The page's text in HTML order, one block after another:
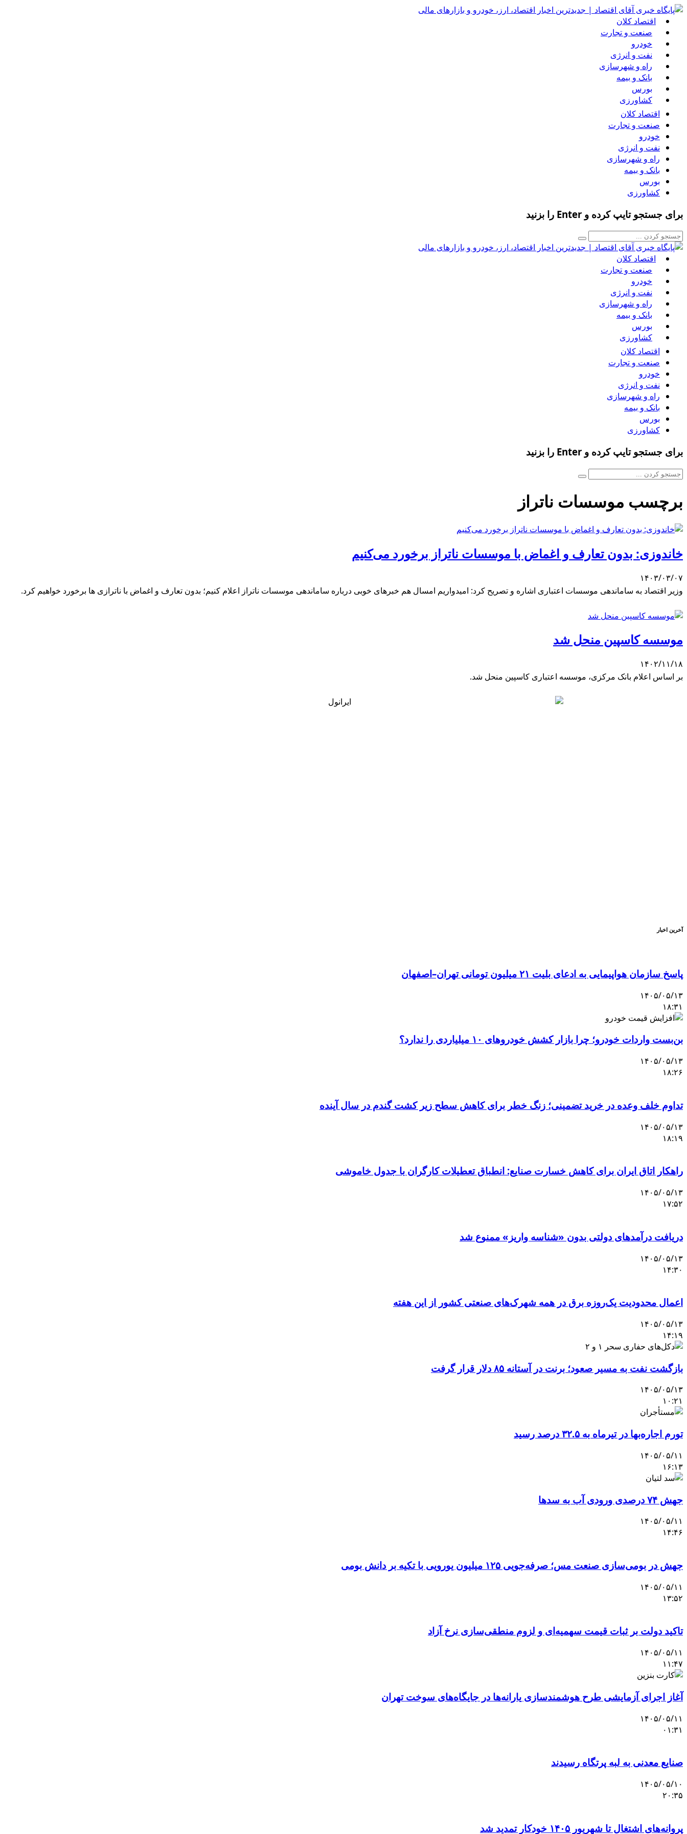
اقتصاد کلان
صنعت و تجارت
خودرو
نفت و انرژی
راه و شهرسازی
بانک و بیمه
بورس
کشاورزی
اقتصاد کلان
صنعت و تجارت
خودرو
نفت و انرژی
راه و شهرسازی
بانک و بیمه
بورس
کشاورزی
برای جستجو تایپ کرده و Enter را بزنید
اقتصاد کلان
صنعت و تجارت
خودرو
نفت و انرژی
راه و شهرسازی
بانک و بیمه
بورس
کشاورزی
اقتصاد کلان
صنعت و تجارت
خودرو
نفت و انرژی
راه و شهرسازی
بانک و بیمه
بورس
کشاورزی
برای جستجو تایپ کرده و Enter را بزنید
برچسب موسسات ناتراز
خاندوزی: بدون تعارف و اغماض با موسسات ناتراز برخورد می‌کنیم
۱۴۰۳/۰۳/۰۷
وزیر اقتصاد به ساماندهی موسسات اعتباری اشاره و تصریح کرد: امیدواریم امسال هم خبرهای خوبی درباره ساماندهی موسسات ناتراز اعلام کنیم؛ بدون تعارف و اغماض با ناترازی ها برخورد خواهیم کرد.
موسسه کاسپین منحل شد
۱۴۰۲/۱۱/۱۸
بر اساس اعلام بانک مرکزی، موسسه اعتباری کاسپین منحل شد.
آخرین اخبار
پاسخ سازمان هواپیمایی به ادعای بلیت ۲۱ میلیون تومانی تهران–اصفهان
۱۴۰۵/۰۵/۱۳
۱۸:۳۱
بن‌بست واردات خودرو؛ چرا بازار کشش خودروهای ۱۰ میلیاردی را ندارد؟
۱۴۰۵/۰۵/۱۳
۱۸:۲۶
تداوم خلف وعده در خرید تضمینی؛ زنگ خطر برای کاهش سطح زیر کشت گندم در سال آینده
۱۴۰۵/۰۵/۱۳
۱۸:۱۹
راهکار اتاق ایران برای کاهش خسارت صنایع: انطباق تعطیلات کارگران با جدول خاموشی
۱۴۰۵/۰۵/۱۳
۱۷:۵۲
دریافت درآمدهای دولتی بدون «شناسه واریز» ممنوع شد
۱۴۰۵/۰۵/۱۳
۱۴:۳۰
اعمال محدودیت یک‌روزه برق در همه شهرک‌های صنعتی کشور از این هفته
۱۴۰۵/۰۵/۱۳
۱۴:۱۹
بازگشت نفت به مسیر صعود؛ برنت در آستانه ۸۵ دلار قرار گرفت
۱۴۰۵/۰۵/۱۳
۱۰:۲۱
تورم اجاره‌بها در تیرماه به ۳۲.۵ درصد رسید
۱۴۰۵/۰۵/۱۱
۱۶:۱۳
جهش ۷۴ درصدی ورودی آب به سدها
۱۴۰۵/۰۵/۱۱
۱۴:۴۶
جهش در بومی‌سازی صنعت مس؛ صرفه‌جویی ۱۲۵ میلیون یورویی با تکیه بر دانش بومی
۱۴۰۵/۰۵/۱۱
۱۳:۵۲
تاکید دولت بر ثبات قیمت سهمیه‌ای و لزوم منطقی‌سازی نرخ آزاد
۱۴۰۵/۰۵/۱۱
۱۱:۴۷
آغاز اجرای آزمایشی طرح هوشمندسازی یارانه‌ها در جایگاه‌های سوخت تهران
۱۴۰۵/۰۵/۱۱
۰۱:۳۱
صنایع معدنی به لبه پرتگاه رسیدند
۱۴۰۵/۰۵/۱۰
۲۰:۳۵
پروانه‌های اشتغال تا شهریور ۱۴۰۵ خودکار تمدید شد